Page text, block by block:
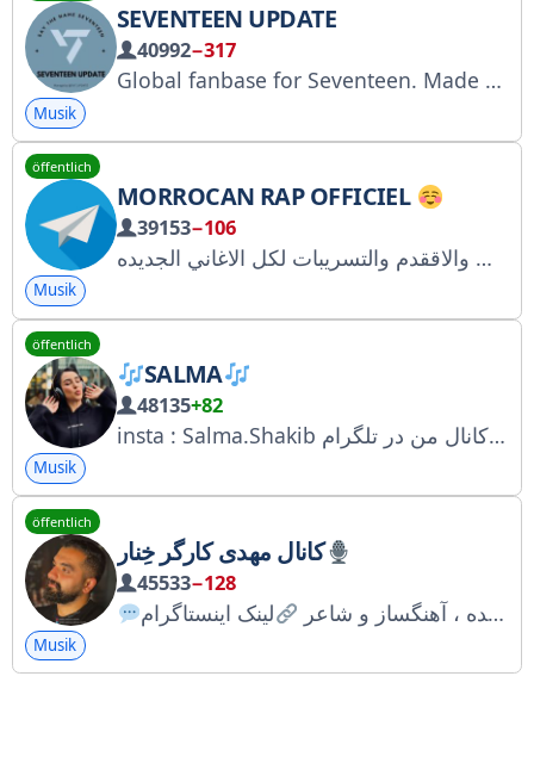
SEVENTEEN UPDATE
40992−317
Global fanbase for Seventeen. Made by fans for fans. (KOR/ENG/INA) 𖥻 paidpromote? @withblossom 𖥻 @mycarats_bot 𖥻 @SVTfolder @Channelupdcrew Admin
Musik
öffentlich
MORROCAN RAP OFFICIEL
39153−106
استماع الى احدث الاغاني والاققدم والتسريبات لكل الاغاني الجديده
Musik
öffentlich
SALMA
48135+82
insta : Salma.Shakib تنها کانال من در تلگرام
Musik
öffentlich
کانال مهدی کارگر خِنار
45533−128
خواننده ، آهنگساز و شاعر
Musik